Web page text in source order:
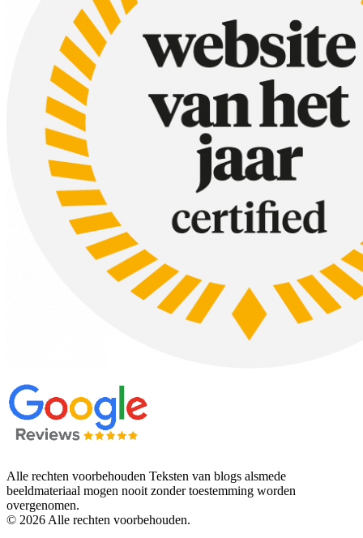
Alle rechten voorbehouden Teksten van blogs alsmede
beeldmateriaal mogen nooit zonder toestemming worden
overgenomen.
© 2026 Alle rechten voorbehouden.